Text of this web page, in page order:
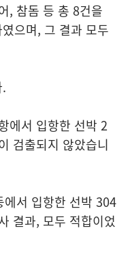
, 참돔 등 총 8건을
으며, 그 결과 모두
에서 입항한 선박 2
검출되지 않았습니
서 입항한 선박 304
결과, 모두 적합이었